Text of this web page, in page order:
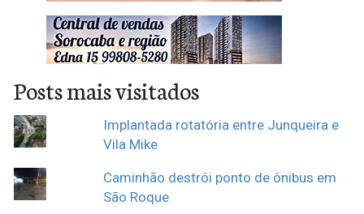
Posts mais visitados
Implantada rotatória entre Junqueira e
Vila Mike
Caminhão destrói ponto de ônibus em
São Roque